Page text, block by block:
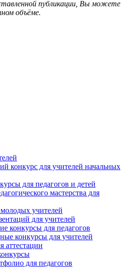
публикации, Вы можете
объёме.
конкурс для учителей начальных
для педагогов и детей
мастерства для
учителей
для учителей
конкурсы для педагогов
конкурсы для учителей
аттестации
для педагогов